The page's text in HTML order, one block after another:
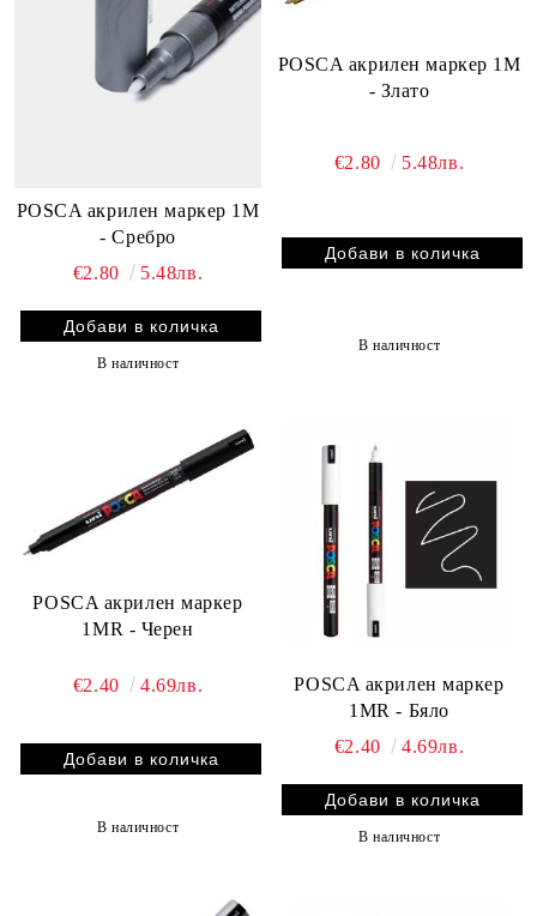
POSCA акрилен маркер 1M
- Сребро
€2.80
5.48лв.
В наличност
POSCA акрилен маркер 1M
- Злато
€2.80 5.48лв.
В наличност
POSCA акрилен маркер
1MR - Черен
€2.40 4.69лв.
В наличност
POSCA акрилен маркер
1MR - Бяло
€2.40
4.69лв.
В наличност